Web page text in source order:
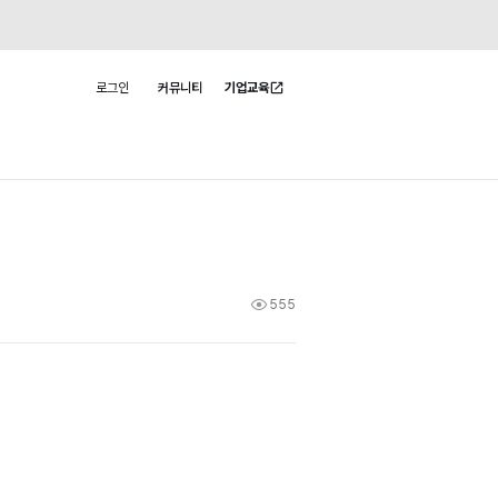
로그인 커뮤니티 기업교육
555